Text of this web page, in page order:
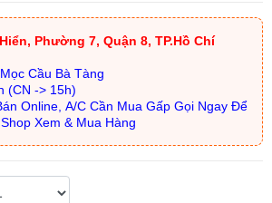
Phường 7, Quận 8, TP.Hồ Chí
Cầu Bà Tàng
(CN -> 15h)
Online, A/C Cần Mua Gấp Gọi Ngay Để
Xem & Mua Hàng